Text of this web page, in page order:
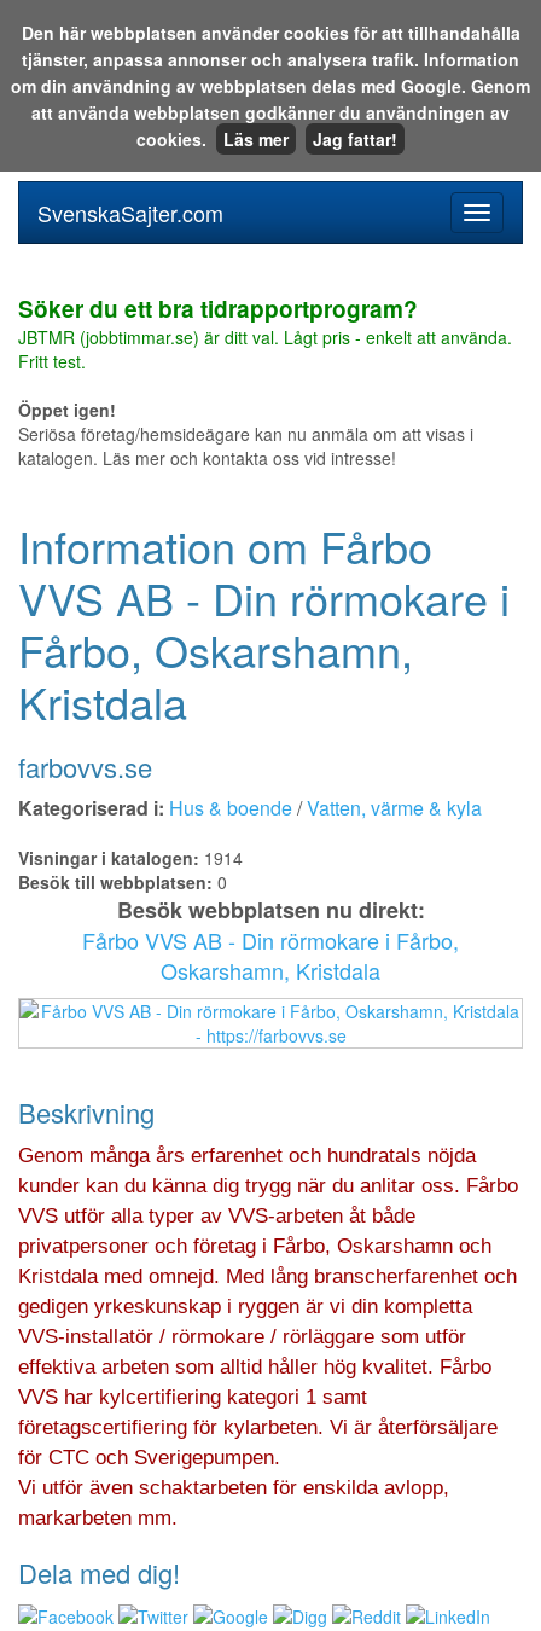
Sök i katalogen eller på webben:
meny
SvenskaSajter.com
Söker du ett bra tidrapportprogram?
JBTMR (jobbtimmar.se) är ditt val. Lågt pris - enkelt att använda.
Fritt test.
Öppet igen!
Seriösa företag/hemsideägare kan nu anmäla om att visas i
katalogen. Läs mer och kontakta oss vid intresse!
Information om Fårbo
VVS AB - Din rörmokare i
Fårbo, Oskarshamn,
Kristdala
farbovvs.se
Kategoriserad i: Hus & boende/Vatten, värme & kyla
Visningar i katalogen: 1914
Besök till webbplatsen: 0
Besök webbplatsen nu direkt:
Fårbo VVS AB - Din rörmokare i Fårbo,
Oskarshamn, Kristdala
Beskrivning
Genom många års erfarenhet och hundratals nöjda
kunder kan du känna dig trygg när du anlitar oss. Fårbo
VVS utför alla typer av VVS-arbeten åt både
privatpersoner och företag i Fårbo, Oskarshamn och
Kristdala med omnejd. Med lång branscherfarenhet och
gedigen yrkeskunskap i ryggen är vi din kompletta
VVS-installatör / rörmokare / rörläggare som utför
effektiva arbeten som alltid håller hög kvalitet. Fårbo
VVS har kylcertifiering kategori 1 samt
företagscertifiering för kylarbeten. Vi är återförsäljare
för CTC och Sverigepumpen.
Vi utför även schaktarbeten för enskilda avlopp,
markarbeten mm.
Dela med dig!
Den här webbplatsen använder cookies för att tillhandahålla
tjänster, anpassa annonser och analysera trafik. Information
om din användning av webbplatsen delas med Google. Genom
att använda webbplatsen godkänner du användningen av
cookies.
Läs mer Jag fattar!